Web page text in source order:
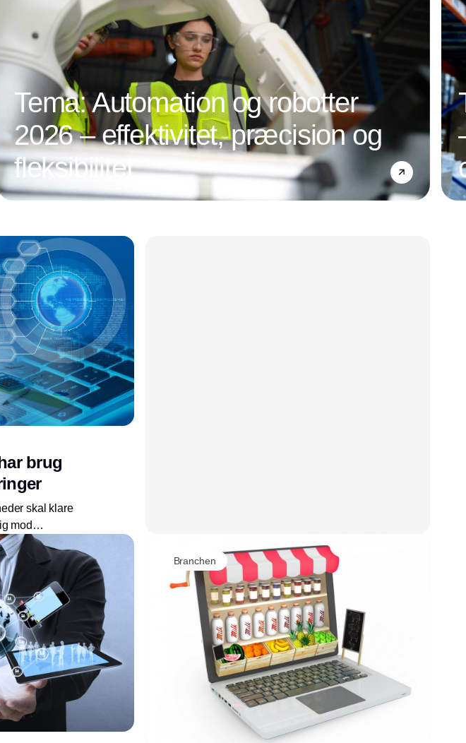
Tema: Automation og robotter
2026 – effektivitet, præcision og
fleksibilitet
brug
skal klare
mod
skal der
af
fra den
Global
Branchen